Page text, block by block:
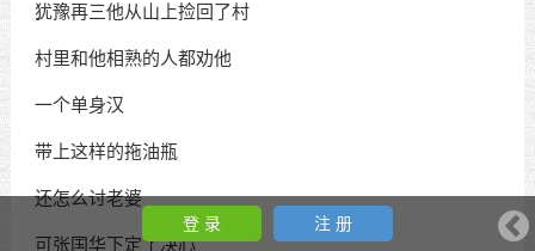
犹豫再三他从山上捡回了村
村里和他相熟的人都劝他
一个单身汉
带上这样的拖油瓶
还怎么讨老婆
可张国华下定了决心
登 录 注 册